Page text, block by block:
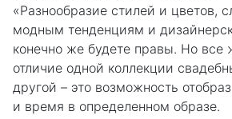
«Разнообразие стилей и цветов,
модным тенденциям и
конечно же будете правы. Но все
отличие одной коллекции
другой – это возможность
и время в определенном образе.